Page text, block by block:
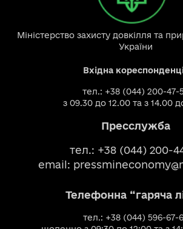
Міністерство захисту довкілля та
України
Вхідна
тел.: +38 (044) 200-47-
з 09.30 до 12.00 та з 14.00
Пресслужба
тел.: +38 (044) 200-
email:
Телефонна “гаряча
тел.: +38 (044) 596-67-